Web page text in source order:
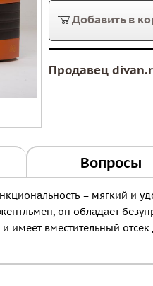
Добавить в
Продавец
Вопросы
– мягкий и
он обладает
имеет вместительный